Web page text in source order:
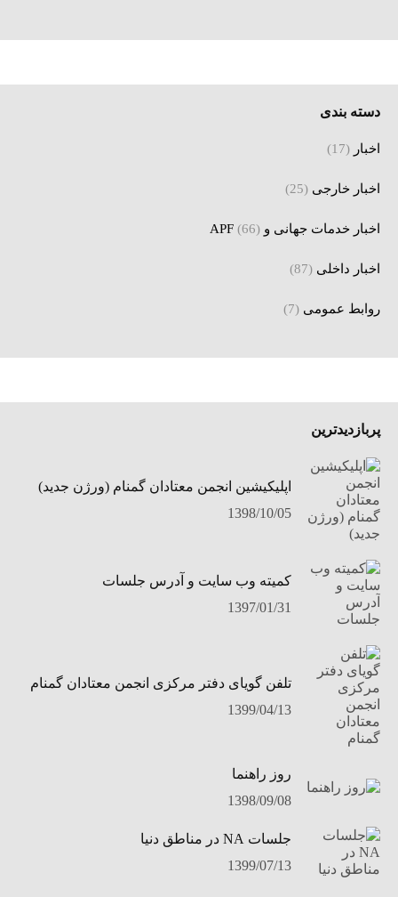
دسته بندی
اخبار (17)
اخبار خارجی (25)
اخبار خدمات جهانی و APF (66)
اخبار داخلی (87)
روابط عمومی (7)
پربازدیدترین
اپلیکیشین انجمن معتادان گمنام (ورژن جدید)
1398/10/05
کمیته وب سایت و آدرس جلسات
1397/01/31
تلفن گویای دفتر مرکزی انجمن معتادان گمنام
1399/04/13
روز راهنما
1398/09/08
جلسات NA در مناطق دنیا
1399/07/13